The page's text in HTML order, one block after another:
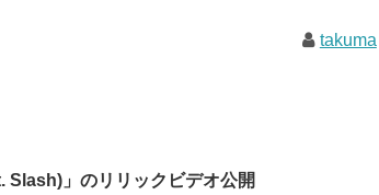
takuma
Slash)」のリリックビデオ公開